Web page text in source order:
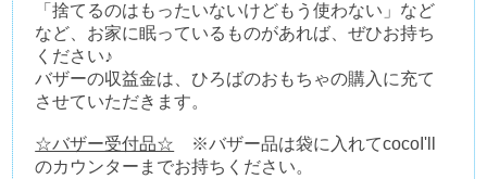
「捨てるのはもったいないけどもう使わない」など
など、お家に眠っているものがあれば、ぜひお持ち
ください♪
バザーの収益金は、ひろばのおもちゃの購入に充て
させていただきます。
☆バザー受付品☆ ※バザー品は袋に入れてcocoI'll
のカウンターまでお持ちください。